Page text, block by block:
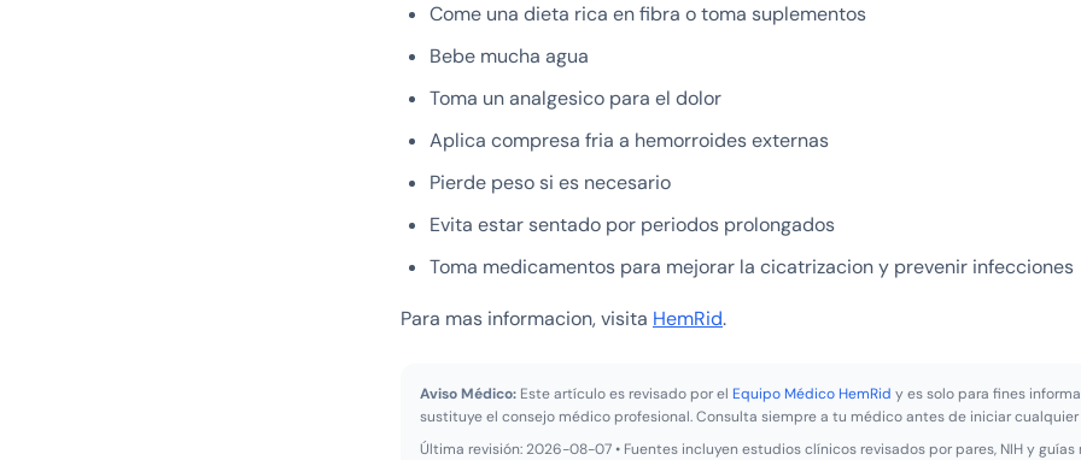
Come una dieta rica en fibra o toma suplementos
Bebe mucha agua
Toma un analgesico para el dolor
Aplica compresa fria a hemorroides externas
Pierde peso si es necesario
Evita estar sentado por periodos prolongados
Toma medicamentos para mejorar la cicatrizacion y prevenir infecciones
Para mas informacion, visita HemRid.
Aviso Médico: Este artículo es revisado por el Equipo Médico HemRid y es solo para fines
sustituye el consejo médico profesional. Consulta siempre a tu médico antes de iniciar
Última revisión: 2026-08-07 • Fuentes incluyen estudios clínicos revisados por pares, NIH y guías